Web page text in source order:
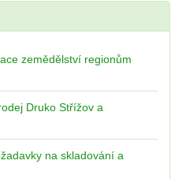
zemědělství regionům
Druko Střížov a
na skladování a